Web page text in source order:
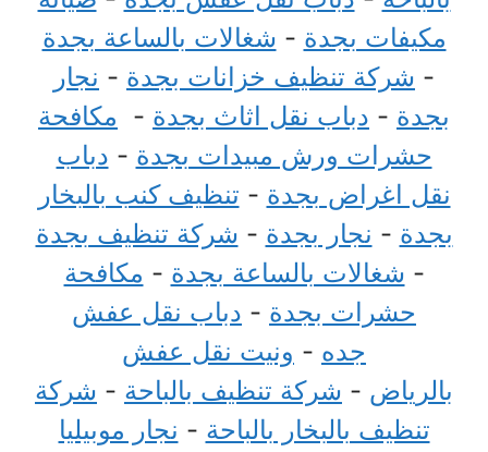
مكيفات بجدة - شغالات بالساعة بجدة
- شركة تنظيف خزانات بجدة - نجار
بجدة - دباب نقل اثاث بجدة - مكافحة
حشرات ورش مبيدات بجدة - دباب
نقل اغراض بجدة - تنظيف كنب بالبخار
بجدة - نجار بجدة - شركة تنظيف بجدة
- شغالات بالساعة بجدة - مكافحة
حشرات بجدة - دباب نقل عفش
جده - ونيت نقل عفش
بالرياض - شركة تنظيف بالباحة - شركة
تنظيف بالبخار بالباحة - نجار موبيليا